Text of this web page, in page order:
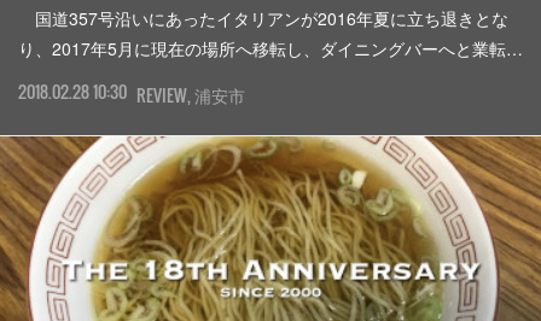
国道357号沿いにあったイタリアンが2016年夏に立ち退きとな
り、2017年5月に現在の場所へ移転し、ダイニングバーへと業転…
2018.02.28 10:30 REVIEW 浦安市